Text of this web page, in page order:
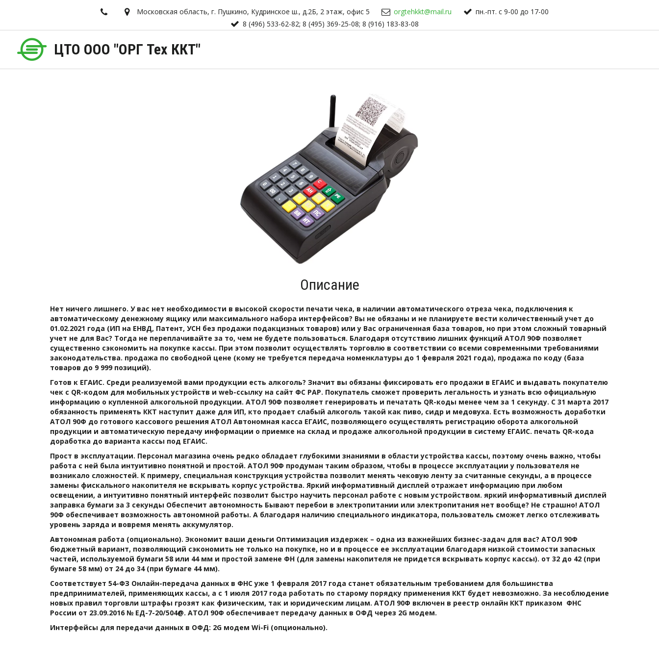
Московская область, г. Пушкино, Кудринское ш., д.2Б, 2 этаж, офис 5 orgtehkkt@mail.ru
пн.-пт. с 9-00 до 17-00
8 (496) 533-62-82; 8 (495) 369-25-08; 8 (916) 183-83-08
ЦТ­­О ООО­­­­­­­­­­­­­­ "ОРГ Тех ККТ"
Описание
Нет ничего лишнего. У вас нет необходимости в высокой скорости печати чека, в наличии автоматического отреза чека, подключения к
автоматическому денежному ящику или максимального набора интерфейсов? Вы не обязаны и не планируете вести количественный учет до
01.02.2021 года (ИП на ЕНВД, Патент, УСН без продажи подакцизных товаров) или у Вас ограниченная база товаров, но при этом сложный товарный
учет не для Вас? Тогда не переплачивайте за то, чем не будете пользоваться. Благодаря отсутствию лишних функций АТОЛ 90Ф позволяет
существенно сэкономить на покупке кассы. При этом позволит осуществлять торговлю в соответствии со всеми современными требованиями
законодательства. продажа по свободной цене (кому не требуется передача номенклатуры до 1 февраля 2021 года), продажа по коду (база
товаров до 9 999 позиций).
Готов к ЕГАИС. Среди реализуемой вами продукции есть алкоголь? Значит вы обязаны фиксировать его продажи в ЕГАИС и выдавать покупателю
чек с QR-кодом для мобильных устройств и web-ссылку на сайт ФС РАР. Покупатель сможет проверить легальность и узнать всю официальную
информацию о купленной алкогольной продукции. АТОЛ 90Ф позволяет генерировать и печатать QR-коды менее чем за 1 секунду. С 31 марта 2017
обязанность применять ККТ наступит даже для ИП, кто продает слабый алкоголь такой как пиво, сидр и медовуха. Есть возможность доработки
АТОЛ 90Ф до готового кассового решения АТОЛ Автономная касса ЕГАИС, позволяющего осуществлять регистрацию оборота алкогольной
продукции и автоматическую передачу информации о приемке на склад и продаже алкогольной продукции в систему ЕГАИС. печать QR-кода
доработка до варианта кассы под ЕГАИС.
Прост в эксплуатации. Персонал магазина очень редко обладает глубокими знаниями в области устройства кассы, поэтому очень важно, чтобы
работа с ней была интуитивно понятной и простой. АТОЛ 90Ф продуман таким образом, чтобы в процессе эксплуатации у пользователя не
возникало сложностей. К примеру, специальная конструкция устройства позволит менять чековую ленту за считанные секунды, а в процессе
замены фискального накопителя не вскрывать корпус устройства. Яркий информативный дисплей отражает информацию при любом
освещении, а интуитивно понятный интерфейс позволит быстро научить персонал работе с новым устройством. яркий информативный дисплей
заправка бумаги за 3 секунды Обеспечит автономность Бывают перебои в электропитании или электропитания нет вообще? Не страшно! АТОЛ
90Ф обеспечивает возможность автономной работы. А благодаря наличию специального индикатора, пользователь сможет легко отслеживать
уровень заряда и вовремя менять аккумулятор.
Автономная работа (опционально). Экономит ваши деньги Оптимизация издержек – одна из важнейших бизнес-задач для вас? АТОЛ 90Ф
бюджетный вариант, позволяющий сэкономить не только на покупке, но и в процессе ее эксплуатации благодаря низкой стоимости запасных
частей, используемой бумаги 58 или 44 мм и простой замене ФН (для замены накопителя не придется вскрывать корпус кассы). от 32 до 42 (при
бумаге 58 мм) от 24 до 34 (при бумаге 44 мм).
Соответствует 54-ФЗ Онлайн-передача данных в ФНС уже 1 февраля 2017 года станет обязательным требованием для большинства
предпринимателей, применяющих кассы, а с 1 июля 2017 года работать по старому порядку применения ККТ будет невозможно. За несоблюдение
новых правил торговли штрафы грозят как физическим, так и юридическим лицам. АТОЛ 90Ф включен в реестр онлайн ККТ приказом  ФНС
России от 23.09.2016 № ЕД-7-20/504@. АТОЛ 90Ф обеспечивает передачу данных в ОФД через 2G модем.
Интерфейсы для передачи данных в ОФД: 2G модем Wi-Fi (опционально).